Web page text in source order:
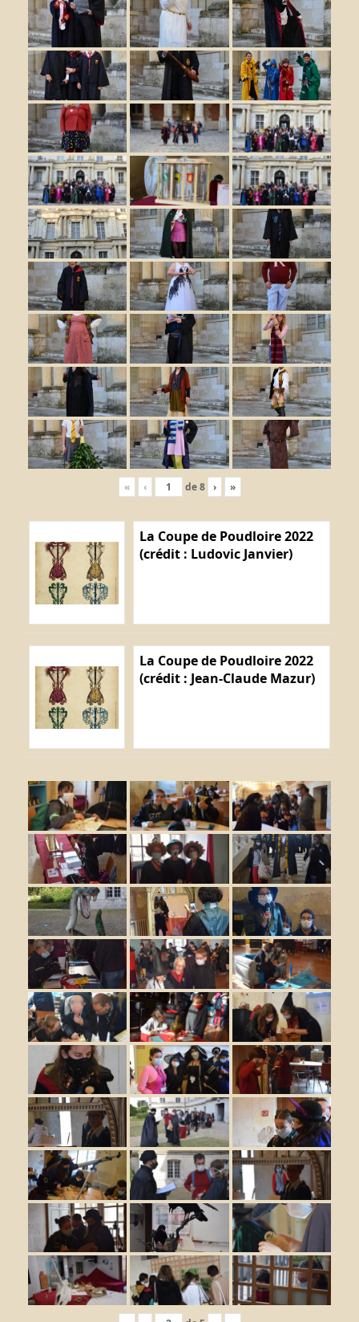
« ‹ de8 › »
La Coupe de Poudloire 2022
(crédit : Ludovic Janvier)
La Coupe de Poudloire 2022
(crédit : Jean-Claude Mazur)